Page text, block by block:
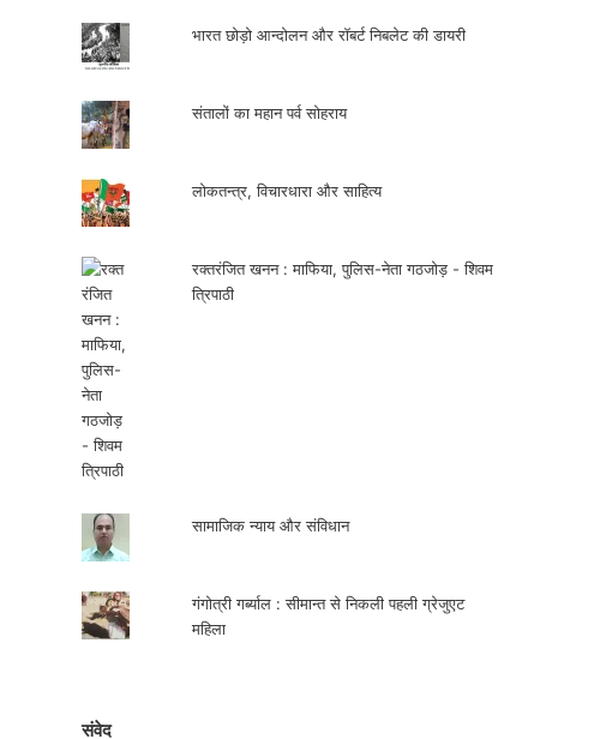
भारत छोड़ो आन्दोलन और रॉबर्ट निबलेट की डायरी
संतालों का महान पर्व सोहराय
लोकतन्त्र, विचारधारा और साहित्य
रक्तरंजित खनन : माफिया, पुलिस-नेता गठजोड़ - शिवम
त्रिपाठी
सामाजिक न्याय और संविधान
गंगोत्री गर्ब्याल : सीमान्त से निकली पहली ग्रेजुएट
महिला
संवेद